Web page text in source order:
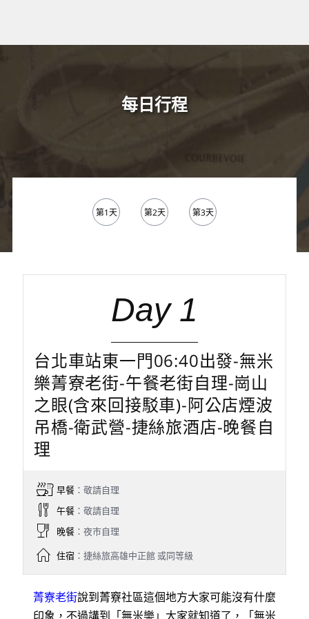
每日行程
第1天 第2天 第3天
Day 1
台北車站東一門06:40出發-無米
樂菁寮老街-午餐老街自理-崗山
之眼(含來回接駁車)-阿公店煙波
吊橋-衛武營-捷絲旅酒店-晚餐自
理
早餐：敬請自理
午餐：敬請自理
晚餐：夜巿自理
住宿：捷絲旅高雄中正館 或同等級
菁寮老街說到菁竂社區這個地方大家可能沒有什麼
印象，不過講到「無米樂」大家就知道了，「無米